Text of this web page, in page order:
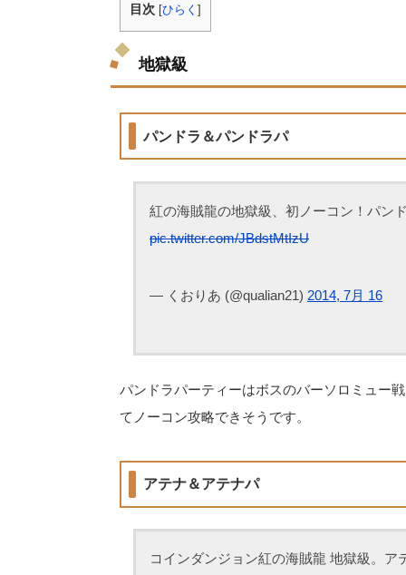
目次 [ひらく ]
地獄級
パンドラ＆パンドラパ
紅の海賊龍の地獄級、初ノーコン！パン
pic.twitter.com/JBdstMtIzU
— くおりあ (@qualian21) 2014, 7月 16
パンドラパーティーはボスのバーソロミュー
てノーコン攻略できそうです。
アテナ＆アテナパ
コインダンジョン紅の海賊龍 地獄級。ア